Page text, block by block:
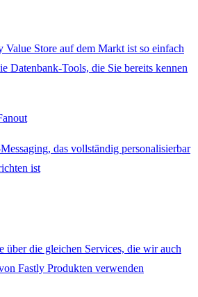
Value Store auf dem Markt ist so einfach
Datenbank-Tools, die Sie bereits kennen
das vollständig personalisierbar
ist
über die gleichen Services, die wir auch
Fastly Produkten verwenden